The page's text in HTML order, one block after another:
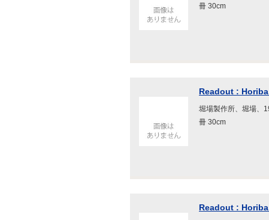
冊 30cm
Readout :
堀場製作所、堀場、
冊 30cm
Readout :